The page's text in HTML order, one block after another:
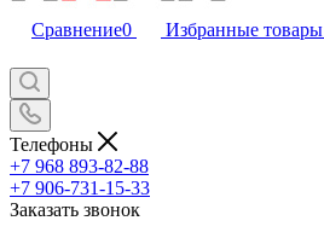
Сравнение0 Избранные товары
Телефоны
+7 968 893-82-88
+7 906-731-15-33
Заказать звонок